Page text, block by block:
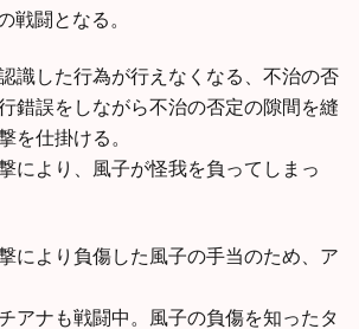
戦闘となる。
識した行為が行えなくなる、不治の否
錯誤をしながら不治の否定の隙間を縫
を仕掛ける。
により、風子が怪我を負ってしまっ
により負傷した風子の手当のため、ア
アナも戦闘中。風子の負傷を知ったタ